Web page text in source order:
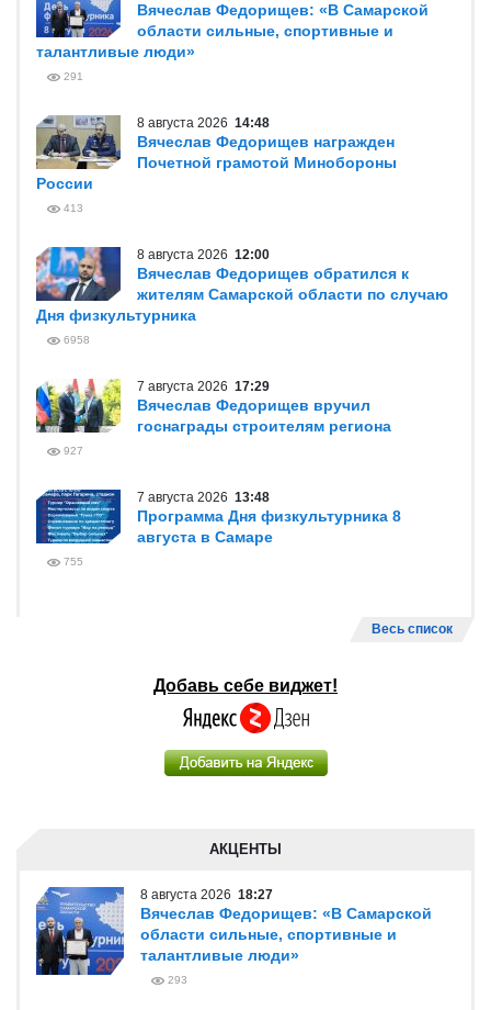
Вячеслав Федорищев: «В Самарской
области сильные, спортивные и
талантливые люди»
291
8 августа 2026 14:48
Вячеслав Федорищев награжден
Почетной грамотой Минобороны
России
413
8 августа 2026 12:00
Вячеслав Федорищев обратился к
жителям Самарской области по случаю
Дня физкультурника
6958
7 августа 2026 17:29
Вячеслав Федорищев вручил
госнаграды строителям региона
927
7 августа 2026 13:48
Программа Дня физкультурника 8
августа в Самаре
755
Весь список
Добавь себе виджет!
АКЦЕНТЫ
8 августа 2026 18:27
Вячеслав Федорищев: «В Самарской
области сильные, спортивные и
талантливые люди»
293